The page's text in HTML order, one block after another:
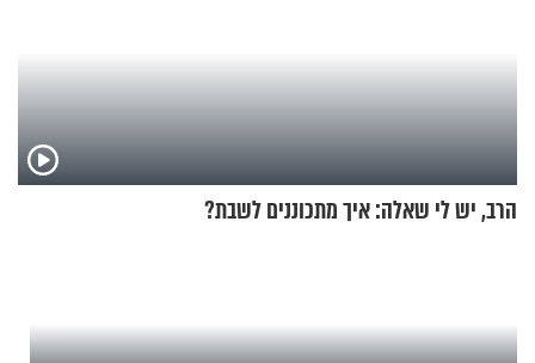
הרב, יש לי שאלה: איך מתכוננים לשבת?